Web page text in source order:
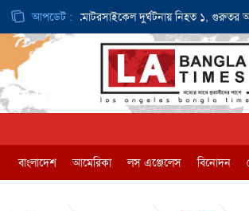
আপডেট :
ই-মোটরসাইকেল দুর্ঘটনায় নিহত ১, গুরুতর
বাংলাদেশ আমেরিকা লস এঞ্জেলেস বিনোদন